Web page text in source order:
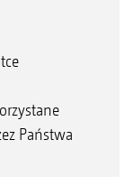
Państwa